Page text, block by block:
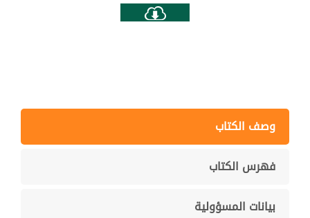
وصف الكتاب
فهرس الكتاب
بيانات المسؤولية